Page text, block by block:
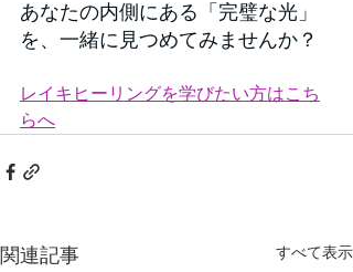
あなたの内側にある「完璧な光」
を、一緒に見つめてみませんか？
レイキヒーリングを学びたい方はこち
らへ
関連記事 すべて表示